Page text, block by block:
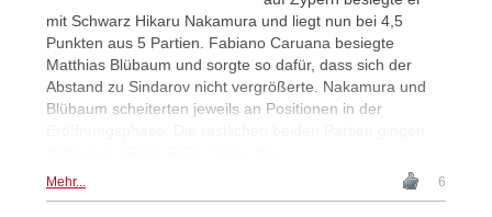
mit Schwarz Hikaru Nakamura und liegt nun bei 4,5
Punkten aus 5 Partien. Fabiano Caruana besiegte
Matthias Blübaum und sorgte so dafür, dass sich der
Abstand zu Sindarov nicht vergrößerte. Nakamura und
Blübaum scheiterten jeweils an Positionen in der
Mehr... 6